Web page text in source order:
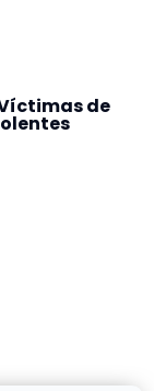
de